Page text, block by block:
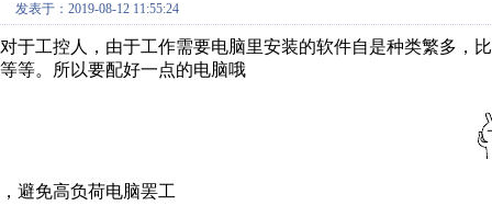
发表于：2019-08-12 11:55:24
对于工控人，由于工作需要电脑里安装的软件自是种类繁多，
等等。所以要配好一点的电脑哦
，避免高负荷电脑罢工